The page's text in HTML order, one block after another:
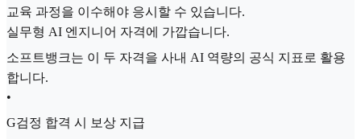
교육 과정을 이수해야 응시할 수 있습니다.
실무형 AI 엔지니어 자격에 가깝습니다.
소프트뱅크는 이 두 자격을 사내 AI 역량의 공식 지표로 활용
합니다.
•
G검정 합격 시 보상 지급